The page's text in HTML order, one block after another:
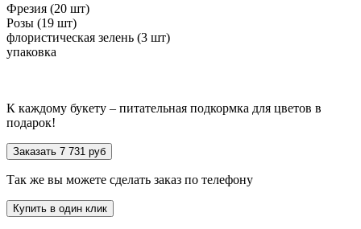
Фрезия (20 шт)
Розы (19 шт)
флористическая зелень (3 шт)
упаковка
К каждому букету – питательная подкормка для цветов в
подарок!
Заказать 7 731 руб
Так же вы можете сделать заказ по телефону
Купить в один клик